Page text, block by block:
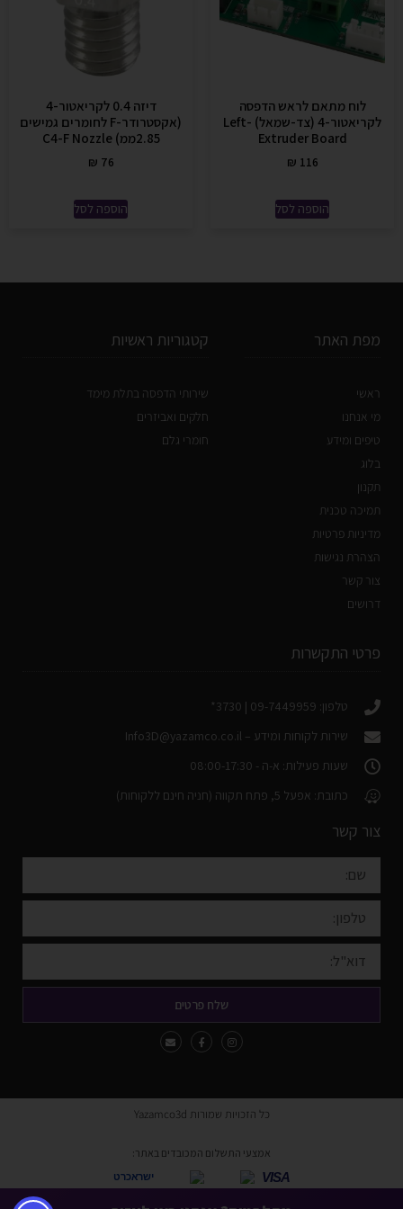
לוח מתאם לראש הדפסה
לקריאטור-4 (צד-שמאל) Left-
Extruder Board
₪ 116
הוספה לסל
דיזה 0.4 לקריאטור-4
(אקסטרודר-F לחומרים גמישים
2.85ממ) C4-F Nozzle
₪ 76
הוספה לסל
מפת האתר
ראשי
מי אנחנו
טיפים ומידע
בלוג
תקנון
תמיכה טכנית
מדיניות פרטיות
הצהרת נגישות
צור קשר
דרושים
קטגוריות ראשיות
שירותי הדפסה בתלת מימד
חלקים ואביזרים
חומרי גלם
פרטי התקשרות
טלפון: 09-7449959 | 3730*
שירות לקוחות ומידע – Info3D@yazamco.co.il
שעות פעילות: א-ה - 08:00-17:30
כתובת: אפעל 5, פתח תקווה (חניה חינם ללקוחות)
צור קשר
שלח פרטים
כל הזכויות שמורות Yazamco3d
אמצעי התשלום המכובדים באתר:
VISA
ישראכרט